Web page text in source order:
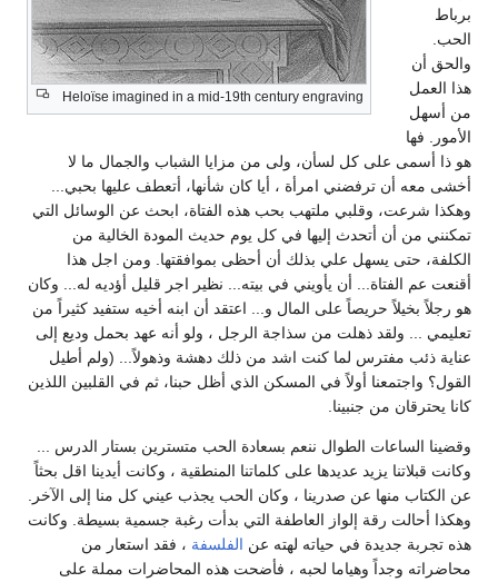
Heloïse imagined in a mid-19th century engraving
برباط
الحب.
والحق أن
هذا العمل
من أسهل
الأمور. فها
هو ذا أسمى على كل لسأن، ولى من مزايا الشباب والجمال ما لا
أخشى معه أن ترفضني امرأة ، أيا كان شأنها، أتعطف عليها بحبي...
وهكذا شرعت، وقلبي ملتهب بحب هذه الفتاة، ابحث عن الوسائل التي
تمكنني من أن أتحدث إليها في كل يوم حديث المودة الخالية من
الكلفة، حتى يسهل علي بذلك أن أحظى بموافقتها. ومن اجل هذا
أقنعت عم الفتاة... أن يأويني في بيته... نظير اجر قليل أؤديه له... وكان
هو رجلاً بخيلاً حريصاً على المال و... اعتقد أن ابنه أخيه ستفيد كثيراً من
تعليمي ... ولقد ذهلت من سذاجة الرجل ، ولو أنه عهد بحمل وديع إلى
عناية ذئب مفترس لما كنت اشد من ذلك دهشة وذهولاً... (ولم أطيل
القول؟ واجتمعنا أولاً في المسكن الذي أظل حبنا، ثم في القلبين اللذين
كانا يحترقان من جنبينا.
وقضينا الساعات الطوال ننعم بسعادة الحب متسترين بستار الدرس ...
وكانت قبلاتنا يزيد عديدها على كلماتنا المنطقية ، وكانت أيدينا اقل بحثاً
عن الكتاب منها عن صدرينا ، وكان الحب يجذب عيني كل منا إلى الآخر.
وهكذا أحالت رقة إلواز العاطفة التي بدأت رغبة جسمية بسيطة. وكانت
هذه تجربة جديدة في حياته لهته عن الفلسفة ، فقد استعار من
محاضراته وجداً وهياما لحبه ، فأضحت هذه المحاضرات مملة على